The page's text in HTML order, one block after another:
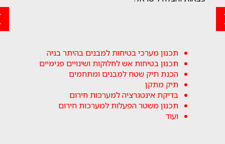
תכנון מערכי בטיחות למבנים בהיתר בניה
תכנון בטיחות אש לחלוקות ושינויים פנימיים
הכנת תיק שטח למבנים ומתחמים
תיק מתקן
בדיקת אינטגרציה למערכות חירום
תכנון משטר הפעלות למערכות חירום
ועוד